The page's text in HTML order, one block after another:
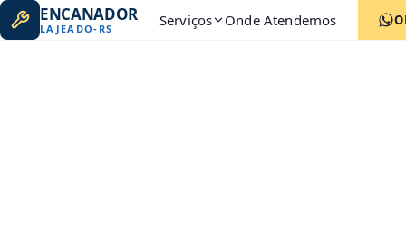
ENCANADOR
LAJEADO- RS Serviços Onde Atendemos